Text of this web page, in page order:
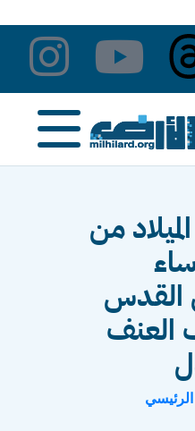
من
القدس
العنف